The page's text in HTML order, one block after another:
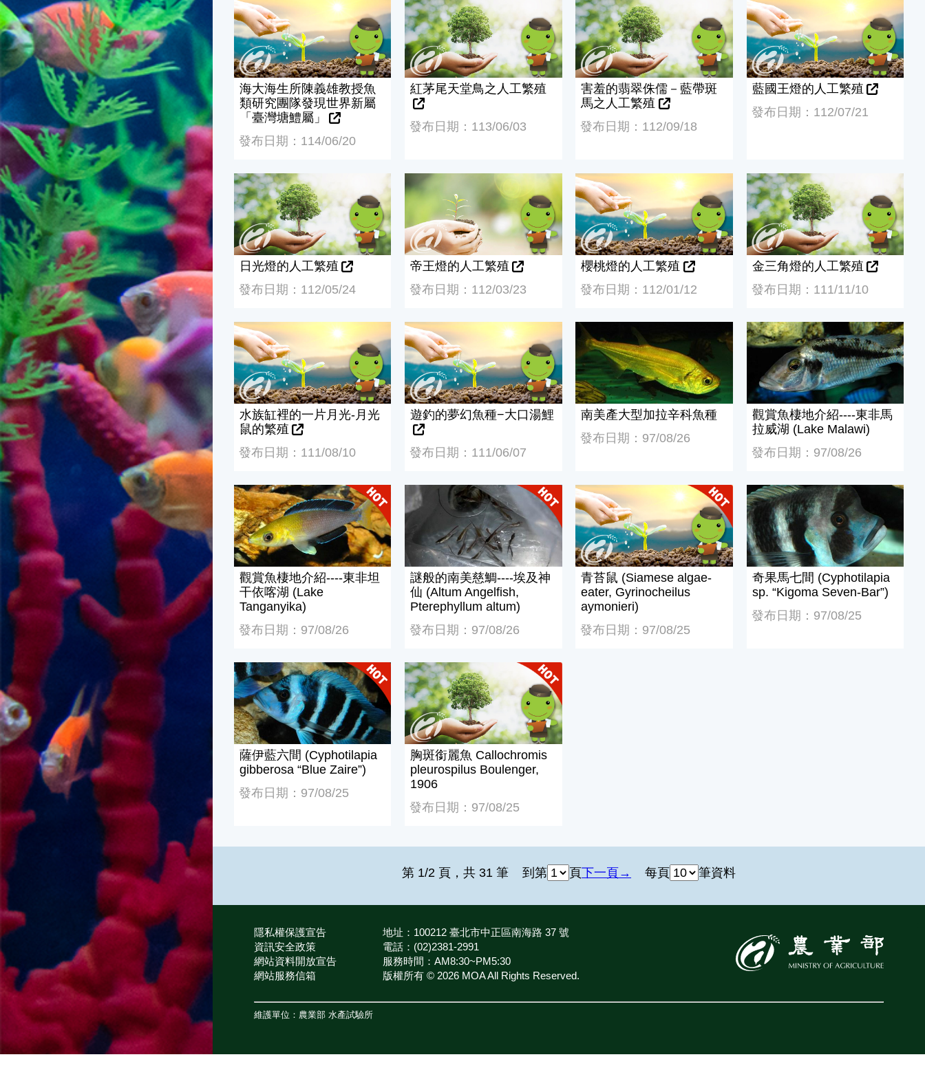
海大海生所陳義雄教授魚類研究團隊發現世界新屬「臺灣塘鱧屬」
海大海生所陳義雄教授魚
類研究團隊發現世界新屬
「臺灣塘鱧屬」
發布日期：114/06/20
紅茅尾天堂鳥之人工繁殖
紅茅尾天堂鳥之人工繁殖
發布日期：113/06/03
害羞的翡翠侏儒－藍帶斑馬之人工繁殖
害羞的翡翠侏儒－藍帶斑
馬之人工繁殖
發布日期：112/09/18
藍國王燈的人工繁殖
藍國王燈的人工繁殖
發布日期：112/07/21
日光燈的人工繁殖
日光燈的人工繁殖
發布日期：112/05/24
帝王燈的人工繁殖
帝王燈的人工繁殖
發布日期：112/03/23
櫻桃燈的人工繁殖
櫻桃燈的人工繁殖
發布日期：112/01/12
金三角燈的人工繁殖
金三角燈的人工繁殖
發布日期：111/11/10
水族缸裡的一片月光-月光鼠的繁殖
水族缸裡的一片月光-月光
鼠的繁殖
發布日期：111/08/10
遊釣的夢幻魚種−大口湯鯉
遊釣的夢幻魚種−大口湯鯉
發布日期：111/06/07
南美產大型加拉辛科魚種
南美產大型加拉辛科魚種
發布日期：97/08/26
觀賞魚棲地介紹----東非馬拉威
觀賞魚棲地介紹----東非馬
拉威湖 (Lake Malawi)
發布日期：97/08/26
觀賞魚棲地介紹----東非坦干依喀湖 (Lake Tanganyika)
觀賞魚棲地介紹----東非坦
干依喀湖 (Lake
Tanganyika)
發布日期：97/08/26
謎般的南美慈鯛----埃及神仙 (Altum Angelfish, Pterephyllum altum)
謎般的南美慈鯛----埃及神
仙 (Altum Angelfish,
Pterephyllum altum)
發布日期：97/08/26
青苔鼠 (Siamese algae-eater, Gyrinocheilus aymonieri)
青苔鼠 (Siamese algae-
eater, Gyrinocheilus
aymonieri)
發布日期：97/08/25
奇果馬七間 (Cyphotilapia sp.
奇果馬七間 (Cyphotilapia
sp. “Kigoma Seven-Bar”)
發布日期：97/08/25
薩伊藍六間 (Cyphotilapia gibberosa “Blue Zaire”)
薩伊藍六間 (Cyphotilapia
gibberosa “Blue Zaire”)
發布日期：97/08/25
胸斑銜麗魚 Callochromis pleurospilus Boulenger, 1906
胸斑銜麗魚 Callochromis
pleurospilus Boulenger,
1906
發布日期：97/08/25
第 1/2 頁，共 31 筆 到第 頁下一頁 每頁 筆資料
隱私權保護宣告
資訊安全政策
網站資料開放宣告
網站服務信箱
地址：100212 臺北市中正區南海路 37 號
電話：(02)2381-2991
服務時間：AM8:30~PM5:30
版權所有 © 2026 MOA All Rights Reserved.
維護單位：農業部 水產試驗所